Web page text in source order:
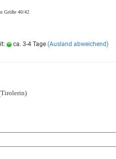
Größe 40/42
ca. 3-4 Tage (Ausland abweichend)